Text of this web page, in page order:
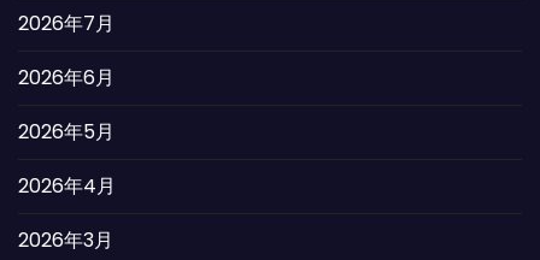
2026年7月
2026年6月
2026年5月
2026年4月
2026年3月